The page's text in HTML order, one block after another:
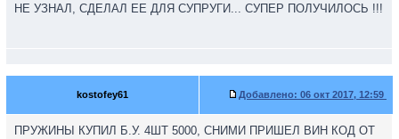
НЕ УЗНАЛ, СДЕЛАЛ ЕЕ ДЛЯ СУПРУГИ... СУПЕР ПОЛУЧИЛОСЬ !!!
kostofey61 Добавлено: 06 окт 2017, 12:59
ПРУЖИНЫ КУПИЛ Б.У. 4ШТ 5000, СНИМИ ПРИШЕЛ ВИН КОД ОТ